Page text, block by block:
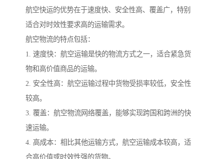
航空快运的优势在于速度快、安全性高、覆盖广，特别
适合对时效性要求高的运输需求。
航空物流的特点包括：
1. 速度快：航空运输是快的物流方式之一，适合紧急货
物和高价值商品的运输。
2. 安全性高：航空运输过程中货物受损率较低，安全性
较高。
3. 覆盖：航空物流网络覆盖，能够实现跨国和跨洲的快
速运输。
4. 高成本：相比其他运输方式，航空运输成本较高，适
合高价值或时效性强的货物。